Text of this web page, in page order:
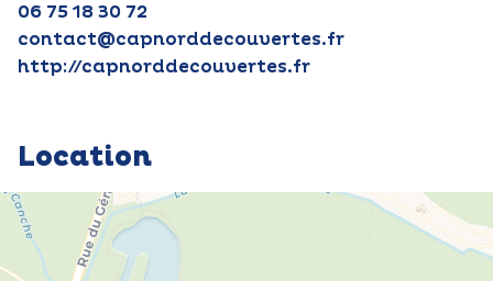
06 75 18 30 72
contact@capnorddecouvertes.fr
http://capnorddecouvertes.fr
Location